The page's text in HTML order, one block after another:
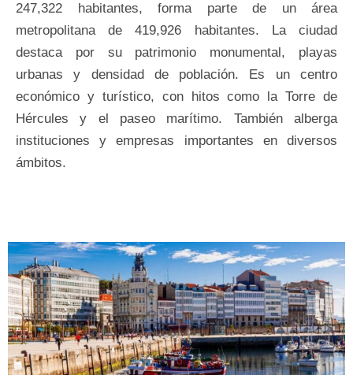
247,322 habitantes, forma parte de un área
metropolitana de 419,926 habitantes. La ciudad
destaca por su patrimonio monumental, playas
urbanas y densidad de población. Es un centro
económico y turístico, con hitos como la Torre de
Hércules y el paseo marítimo. También alberga
instituciones y empresas importantes en diversos
ámbitos.